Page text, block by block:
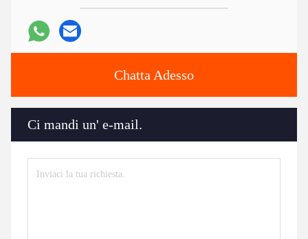
Chatta Adesso
Ci mandi un' e-mail.